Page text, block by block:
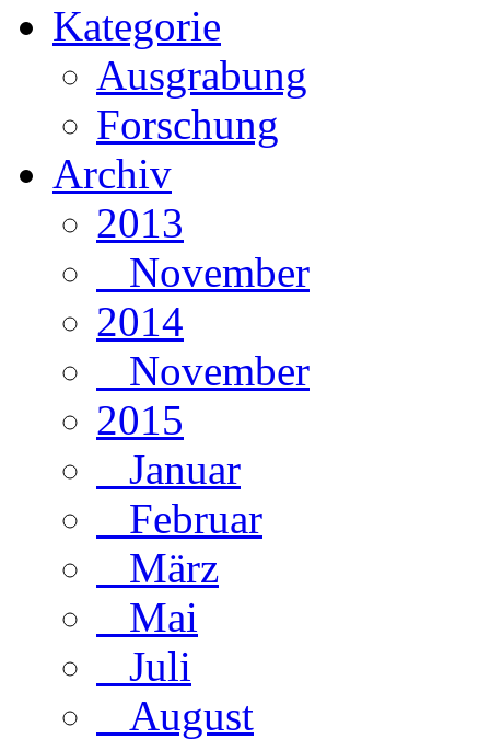
Kategorie
Ausgrabung
Forschung
Archiv
2013
November
2014
November
2015
Januar
Februar
März
Mai
Juli
August